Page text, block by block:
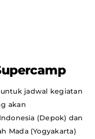
jadwal kegiatan
akan
(Depok) dan
Mada (Yogyakarta)